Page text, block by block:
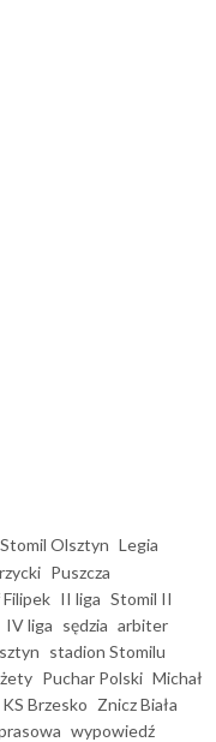
Olsztyn Legia
Puszcza
II liga Stomil II
IV liga sędzia arbiter
stadion Stomilu
Puchar Polski Michał
Brzesko Znicz Biała
wypowiedź